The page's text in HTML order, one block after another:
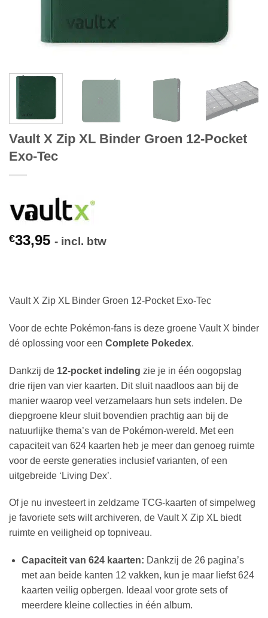
Vault X Zip XL Binder Groen 12-Pocket
Exo-Tec
€33,95 - incl. btw
Vault X Zip XL Binder Groen 12-Pocket Exo-Tec
Voor de echte Pokémon-fans is deze groene Vault X binder
dé oplossing voor een Complete Pokedex.
Dankzij de 12-pocket indeling zie je in één oogopslag
drie rijen van vier kaarten. Dit sluit naadloos aan bij de
manier waarop veel verzamelaars hun sets indelen. De
diepgroene kleur sluit bovendien prachtig aan bij de
natuurlijke thema’s van de Pokémon-wereld. Met een
capaciteit van 624 kaarten heb je meer dan genoeg ruimte
voor de eerste generaties inclusief varianten, of een
uitgebreide ‘Living Dex’.
Of je nu investeert in zeldzame TCG-kaarten of simpelweg
je favoriete sets wilt archiveren, de Vault X Zip XL biedt
ruimte en veiligheid op topniveau.
Capaciteit van 624 kaarten: Dankzij de 26 pagina’s
met aan beide kanten 12 vakken, kun je maar liefst 624
kaarten veilig opbergen. Ideaal voor grote sets of
meerdere kleine collecties in één album.